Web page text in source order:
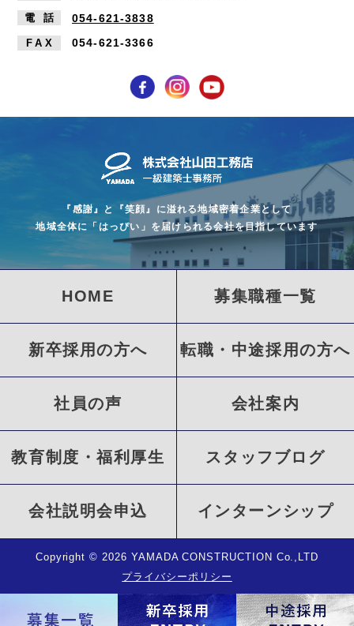
電 話 054-621-3838
FA X 054-621-3366
『感謝』と『笑顔』に溢れる地域密着企業として
地域全体に「はっぴい」を届けられる会社を目指しています
HOME 募集職種一覧
新卒採用の方へ 転職・中途採用の方へ
社員の声 会社案内
教育制度・福利厚生 スタッフブログ
会社説明会申込 インターンシップ
Copyright© 2026 YAMADA CONSTRUCTION Co.,LTD
プライバシーポリシー